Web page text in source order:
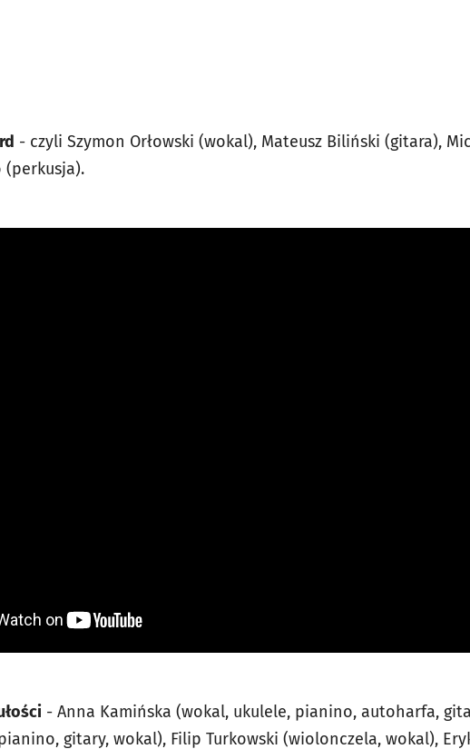
- czyli Szymon Orłowski (wokal), Mateusz Biliński (gitara),
(perkusja).
- Anna Kamińska (wokal, ukulele, pianino, autoharfa,
gitary, wokal), Filip Turkowski (wiolonczela, wokal),